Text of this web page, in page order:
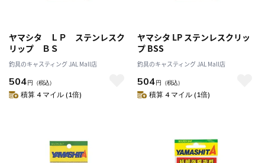
ヤマシタ ＬＰ ステンレスク
リップ ＢＳ
釣具のキャスティング JAL Mall店
504円 （税込）
積算 4 マイル (1倍)
ヤマシタ LP ステンレスクリッ
プ BSS
釣具のキャスティング JAL Mall店
504円 （税込）
積算 4 マイル (1倍)